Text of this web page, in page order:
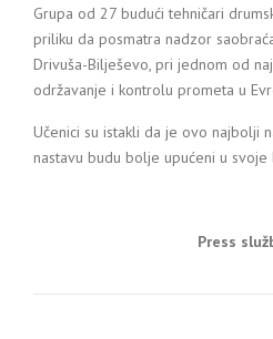
Grupa od 27 budući tehničari
priliku da posmatra nadzor
Drivuša-Bilješevo, pri jednom od
održavanje i kontrolu prometa u
Učenici su istakli da je ovo najbolji
nastavu budu bolje upućeni u svoje
Press